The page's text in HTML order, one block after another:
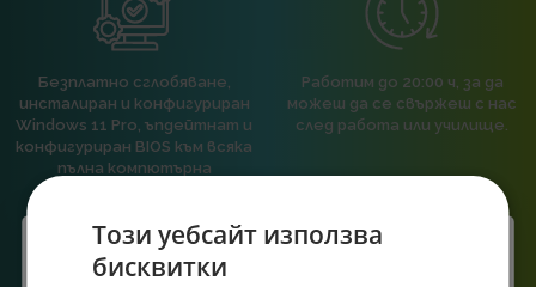
Безплатно сглобяване,
инсталиран и конфигуриран
Windows 11 Pro, ъпдейтнат и
конфигуриран BIOS към всяка
пълна компютърна
Работим до 20:00 ч, за да
можеш да се свържеш с нас
след работа или училище.
Този уебсайт използва
бисквитки